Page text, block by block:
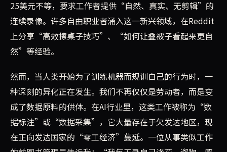
25美元不等，要求工作者提供“自然、真实、无剪辑”的
连续录像。许多自由职业者涌入这一新兴领域，在Reddit
上分享“高效擦桌子技巧”、“如何让叠被子看起来更自
然”等经验。
然而，当人类开始为了训练机器而规训自己的行为时，一
种深刻的异化正在发生。我们不再仅仅是劳动者，而是变
成了数据原料的供体。在AI行业里，这类工作被称为“数
据标注”或“数据采集”，它大量存在于欠发达地区，现
在正向发达国家的“零工经济”蔓延。一位从事类似工作